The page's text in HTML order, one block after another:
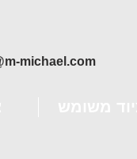
michael.com